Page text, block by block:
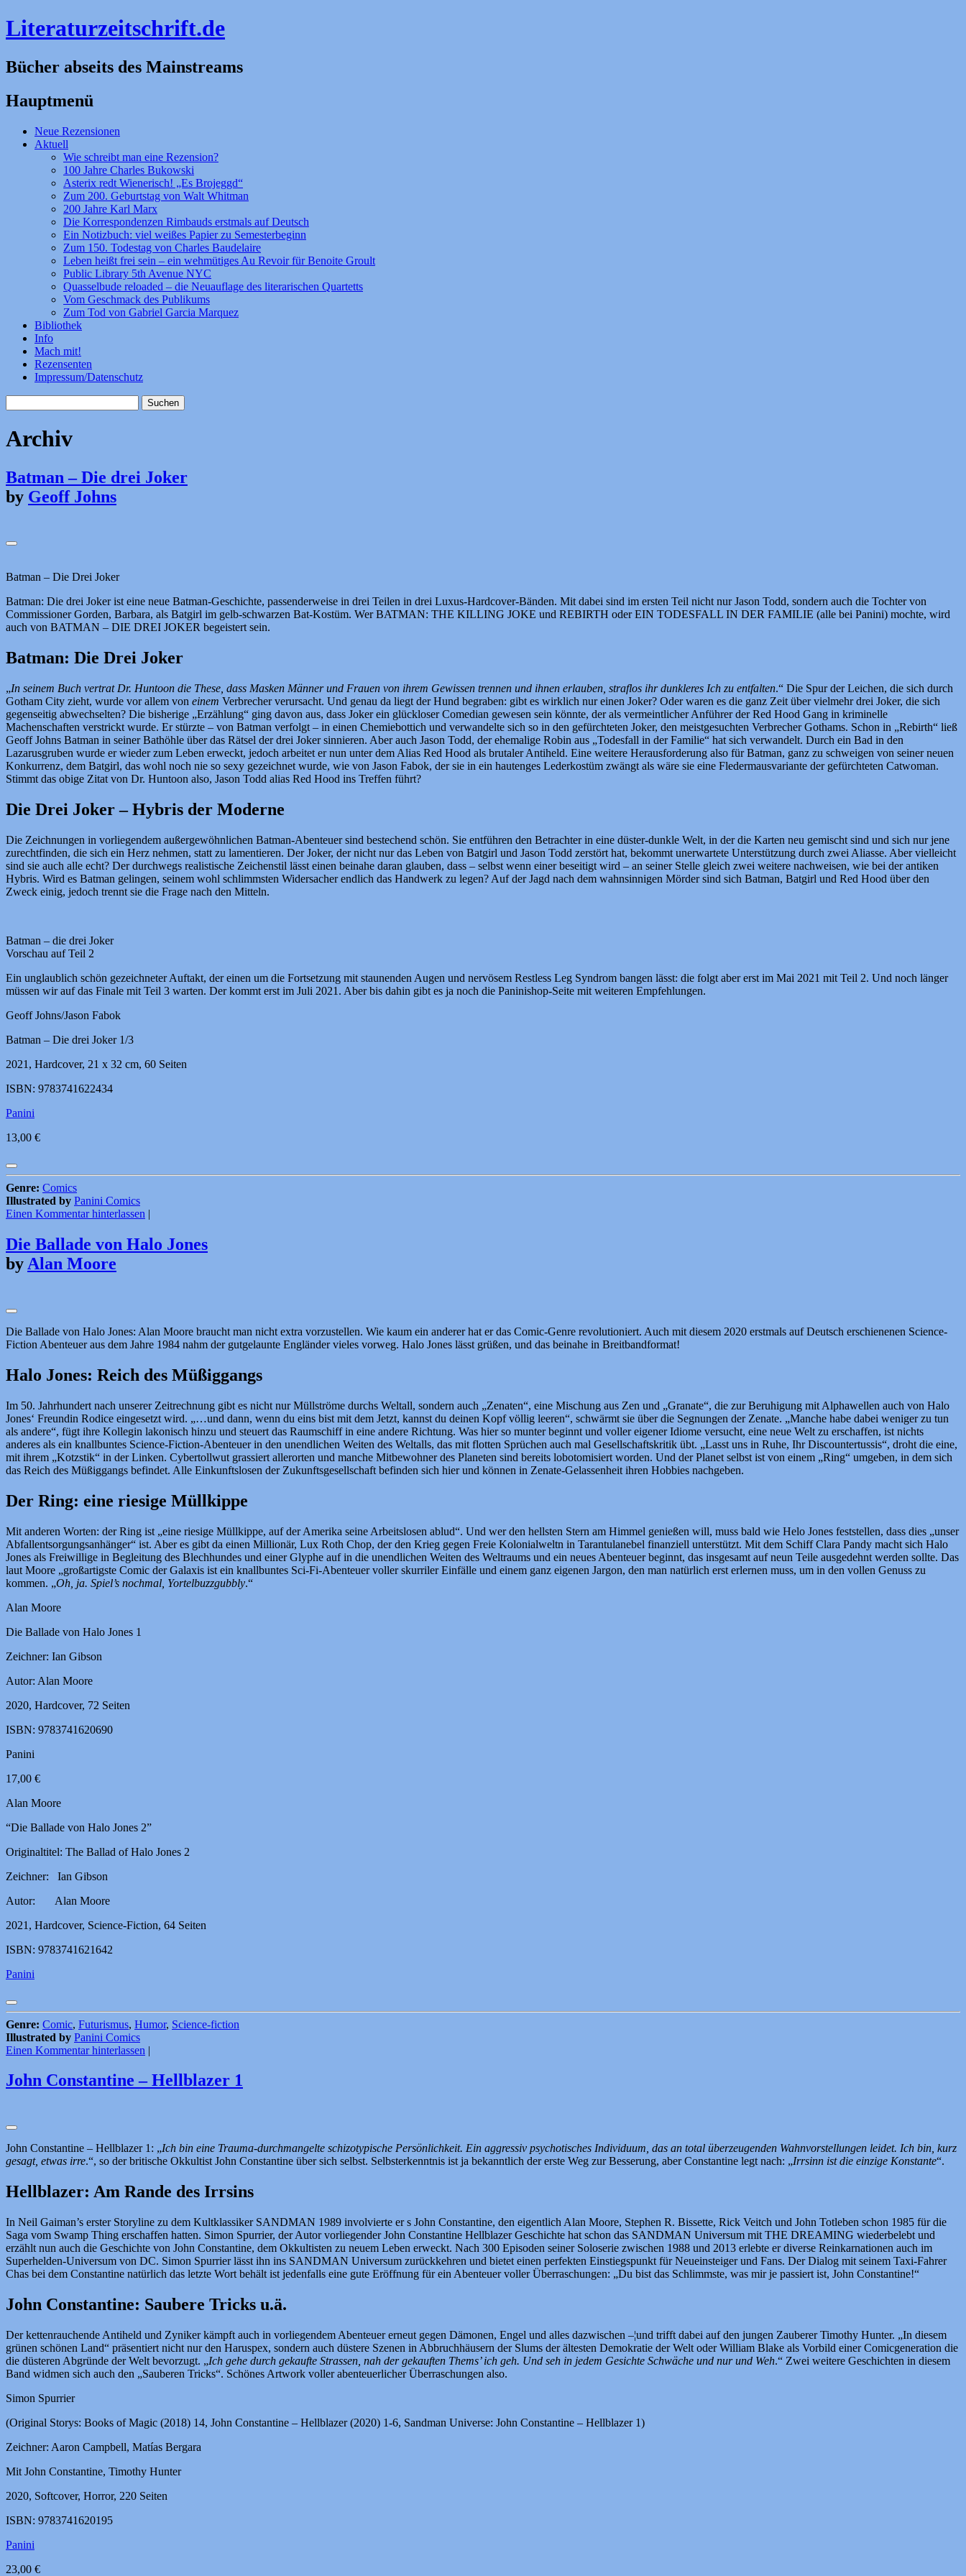
Literaturzeitschrift.de
Bücher abseits des Mainstreams
Hauptmenü
Zum
Inhalt
Neue Rezensionen
Aktuell
Wie schreibt man eine Rezension?
100 Jahre Charles Bukowski
Asterix redt Wienerisch! „Es Brojeggd“
Zum 200. Geburtstag von Walt Whitman
200 Jahre Karl Marx
Die Korrespondenzen Rimbauds erstmals auf Deutsch
Ein Notizbuch: viel weißes Papier zu Semesterbeginn
Zum 150. Todestag von Charles Baudelaire
Leben heißt frei sein – ein wehmütiges Au Revoir für Benoite Groult
Public Library 5th Avenue NYC
Quasselbude reloaded – die Neuauflage des literarischen Quartetts
Vom Geschmack des Publikums
Zum Tod von Gabriel Garcia Marquez
Bibliothek
Info
Mach mit!
Rezensenten
Impressum/Datenschutz
nach:
Archiv
Batman – Die drei Joker
by Geoff Johns
Batman – Die Drei Joker
Batman: Die drei Joker ist eine neue Batman-Geschichte, passenderweise in drei Teilen in drei Luxus-Hardcover-Bänden. Mit dabei sind im ersten Teil nicht nur Jason Todd, sondern auch die Tochter von
Commissioner Gorden, Barbara, als Batgirl im gelb-schwarzen Bat-Kostüm. Wer BATMAN: THE KILLING JOKE und REBIRTH oder EIN TODESFALL IN DER FAMILIE (alle bei Panini) mochte, wird
auch von BATMAN – DIE DREI JOKER begeistert sein.
Batman: Die Drei Joker
„In seinem Buch vertrat Dr. Huntoon die These, dass Masken Männer und Frauen von ihrem Gewissen trennen und ihnen erlauben, straflos ihr dunkleres Ich zu entfalten.“ Die Spur der Leichen, die sich durch
Gotham City zieht, wurde vor allem von einem Verbrecher verursacht. Und genau da liegt der Hund begraben: gibt es wirklich nur einen Joker? Oder waren es die ganz Zeit über vielmehr drei Joker, die sich
gegenseitig abwechselten? Die bisherige „Erzählung“ ging davon aus, dass Joker ein glückloser Comedian gewesen sein könnte, der als vermeintlicher Anführer der Red Hood Gang in kriminelle
Machenschaften verstrickt wurde. Er stürzte – von Batman verfolgt – in einen Chemiebottich und verwandelte sich so in den gefürchteten Joker, den meistgesuchten Verbrecher Gothams. Schon in „Rebirth“ ließ
Geoff Johns Batman in seiner Bathöhle über das Rätsel der drei Joker sinnieren. Aber auch Jason Todd, der ehemalige Robin aus „Todesfall in der Familie“ hat sich verwandelt. Durch ein Bad in den
Lazarusgruben wurde er wieder zum Leben erweckt, jedoch arbeitet er nun unter dem Alias Red Hood als brutaler Antiheld. Eine weitere Herausforderung also für Batman, ganz zu schweigen von seiner neuen
Konkurrenz, dem Batgirl, das wohl noch nie so sexy gezeichnet wurde, wie von Jason Fabok, der sie in ein hautenges Lederkostüm zwängt als wäre sie eine Fledermausvariante der gefürchteten Catwoman.
Stimmt das obige Zitat von Dr. Huntoon also, Jason Todd alias Red Hood ins Treffen führt?
Die Drei Joker – Hybris der Moderne
Die Zeichnungen in vorliegendem außergewöhnlichen Batman-Abenteuer sind bestechend schön. Sie entführen den Betrachter in eine düster-dunkle Welt, in der die Karten neu gemischt sind und sich nur jene
zurechtfinden, die sich ein Herz nehmen, statt zu lamentieren. Der Joker, der nicht nur das Leben von Batgirl und Jason Todd zerstört hat, bekommt unerwartete Unterstützung durch zwei Aliasse. Aber vielleicht
sind sie auch alle echt? Der durchwegs realistische Zeichenstil lässt einen beinahe daran glauben, dass – selbst wenn einer beseitigt wird – an seiner Stelle gleich zwei weitere nachweisen, wie bei der antiken
Hybris. Wird es Batman gelingen, seinem wohl schlimmsten Widersacher endlich das Handwerk zu legen? Auf der Jagd nach dem wahnsinnigen Mörder sind sich Batman, Batgirl und Red Hood über den
Zweck einig, jedoch trennt sie die Frage nach den Mitteln.
Batman – die drei Joker
Vorschau auf Teil 2
Ein unglaublich schön gezeichneter Auftakt, der einen um die Fortsetzung mit staunenden Augen und nervösem Restless Leg Syndrom bangen lässt: die folgt aber erst im Mai 2021 mit Teil 2. Und noch länger
müssen wir auf das Finale mit Teil 3 warten. Der kommt erst im Juli 2021. Aber bis dahin gibt es ja noch die Paninishop-Seite mit weiteren Empfehlungen.
Geoff Johns/Jason Fabok
Batman – Die drei Joker 1/3
2021, Hardcover, 21 x 32 cm, 60 Seiten
ISBN: 9783741622434
Panini
13,00 €
Genre: Comics
Illustrated by Panini Comics
Einen Kommentar hinterlassen |
Die Ballade von Halo Jones
by Alan Moore
Die Ballade von Halo Jones: Alan Moore braucht man nicht extra vorzustellen. Wie kaum ein anderer hat er das Comic-Genre revolutioniert. Auch mit diesem 2020 erstmals auf Deutsch erschienenen Science-
Fiction Abenteuer aus dem Jahre 1984 nahm der gutgelaunte Engländer vieles vorweg. Halo Jones lässt grüßen, und das beinahe in Breitbandformat!
Halo Jones: Reich des Müßiggangs
Im 50. Jahrhundert nach unserer Zeitrechnung gibt es nicht nur Müllströme durchs Weltall, sondern auch „Zenaten“, eine Mischung aus Zen und „Granate“, die zur Beruhigung mit Alphawellen auch von Halo
Jones‘ Freundin Rodice eingesetzt wird. „…und dann, wenn du eins bist mit dem Jetzt, kannst du deinen Kopf völlig leeren“, schwärmt sie über die Segnungen der Zenate. „Manche habe dabei weniger zu tun
als andere“, fügt ihre Kollegin lakonisch hinzu und steuert das Raumschiff in eine andere Richtung. Was hier so munter beginnt und voller eigener Idiome versucht, eine neue Welt zu erschaffen, ist nichts
anderes als ein knallbuntes Science-Fiction-Abenteuer in den unendlichen Weiten des Weltalls, das mit flotten Sprüchen auch mal Gesellschaftskritik übt. „Lasst uns in Ruhe, Ihr Discountertussis“, droht die eine,
mit ihrem „Kotzstik“ in der Linken. Cybertollwut grassiert allerorten und manche Mitbewohner des Planeten sind bereits lobotomisiert worden. Und der Planet selbst ist von einem „Ring“ umgeben, in dem sich
das Reich des Müßiggangs befindet. Alle Einkunftslosen der Zukunftsgesellschaft befinden sich hier und können in Zenate-Gelassenheit ihren Hobbies nachgeben.
Der Ring: eine riesige Müllkippe
Mit anderen Worten: der Ring ist „eine riesige Müllkippe, auf der Amerika seine Arbeitslosen ablud“. Und wer den hellsten Stern am Himmel genießen will, muss bald wie Helo Jones feststellen, dass dies „unser
Abfallentsorgungsanhänger“ ist. Aber es gibt da einen Millionär, Lux Roth Chop, der den Krieg gegen Freie Kolonialweltn in Tarantulanebel finanziell unterstützt. Mit dem Schiff Clara Pandy macht sich Halo
Jones als Freiwillige in Begleitung des Blechhundes und einer Glyphe auf in die unendlichen Weiten des Weltraums und ein neues Abenteuer beginnt, das insgesamt auf neun Teile ausgedehnt werden sollte. Das
laut Moore „großartigste Comic der Galaxis ist ein knallbuntes Sci-Fi-Abenteuer voller skurriler Einfälle und einem ganz eigenen Jargon, den man natürlich erst erlernen muss, um in den vollen Genuss zu
kommen. „Oh, ja. Spiel’s nochmal, Yortelbuzzgubbly.“
Alan Moore
Die Ballade von Halo Jones 1
Zeichner: Ian Gibson
Autor: Alan Moore
2020, Hardcover, 72 Seiten
ISBN: 9783741620690
Panini
17,00 €
Alan Moore
“Die Ballade von Halo Jones 2”
Originaltitel: The Ballad of Halo Jones 2
Zeichner: Ian Gibson
Autor: Alan Moore
2021, Hardcover, Science-Fiction, 64 Seiten
ISBN: 9783741621642
Panini
Genre: Comic, Futurismus, Humor, Science-fiction
Illustrated by Panini Comics
Einen Kommentar hinterlassen |
John Constantine – Hellblazer 1
John Constantine – Hellblazer 1: „Ich bin eine Trauma-durchmangelte schizotypische Persönlichkeit. Ein aggressiv psychotisches Individuum, das an total überzeugenden Wahnvorstellungen leidet. Ich bin, kurz
gesagt, etwas irre.“, so der britische Okkultist John Constantine über sich selbst. Selbsterkenntnis ist ja bekanntlich der erste Weg zur Besserung, aber Constantine legt nach: „Irrsinn ist die einzige Konstante“.
Hellblazer: Am Rande des Irrsins
In Neil Gaiman’s erster Storyline zu dem Kultklassiker SANDMAN 1989 involvierte er s John Constantine, den eigentlich Alan Moore, Stephen R. Bissette, Rick Veitch und John Totleben schon 1985 für die
Saga vom Swamp Thing erschaffen hatten. Simon Spurrier, der Autor vorliegender John Constantine Hellblazer Geschichte hat schon das SANDMAN Universum mit THE DREAMING wiederbelebt und
erzählt nun auch die Geschichte von John Constantine, dem Okkultisten zu neuem Leben erweckt. Nach 300 Episoden seiner Soloserie zwischen 1988 und 2013 erlebte er diverse Reinkarnationen auch im
Superhelden-Universum von DC. Simon Spurrier lässt ihn ins SANDMAN Universum zurückkehren und bietet einen perfekten Einstiegspunkt für Neueinsteiger und Fans. Der Dialog mit seinem Taxi-Fahrer
Chas bei dem Constantine natürlich das letzte Wort behält ist jedenfalls eine gute Eröffnung für ein Abenteuer voller Überraschungen: „Du bist das Schlimmste, was mir je passiert ist, John Constantine!“
John Constantine: Saubere Tricks u.ä.
Der kettenrauchende Antiheld und Zyniker kämpft auch in vorliegendem Abenteuer erneut gegen Dämonen, Engel und alles dazwischen –¦und trifft dabei auf den jungen Zauberer Timothy Hunter. „In diesem
grünen schönen Land“ präsentiert nicht nur den Haruspex, sondern auch düstere Szenen in Abbruchhäusern der Slums der ältesten Demokratie der Welt oder William Blake als Vorbild einer Comicgeneration die
die düsteren Abgründe der Welt bevorzugt. „Ich gehe durch gekaufte Strassen, nah der gekauften Thems’ ich geh. Und seh in jedem Gesichte Schwäche und nur und Weh.“ Zwei weitere Geschichten in diesem
Band widmen sich auch den „Sauberen Tricks“. Schönes Artwork voller abenteuerlicher Überraschungen also.
Simon Spurrier
(Original Storys: Books of Magic (2018) 14, John Constantine – Hellblazer (2020) 1-6, Sandman Universe: John Constantine – Hellblazer 1)
Zeichner: Aaron Campbell, Matías Bergara
Mit John Constantine, Timothy Hunter
2020, Softcover, Horror, 220 Seiten
ISBN: 9783741620195
Panini
23,00 €